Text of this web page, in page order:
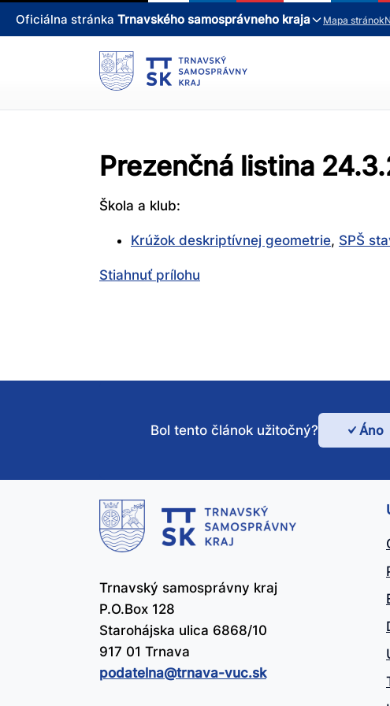
Oficiálna stránka Trnavského samosprávneho kraja Mapa stránok
Prezenčná listina
Škola a klub:
Krúžok deskriptívnej geometrie, SPŠ
Stiahnuť prílohu
Bol
tento
Bol tento článok užitočný? Áno
Trnavský samosprávny kraj
P.O.Box 128
Starohájska ulica 6868/10
917 01 Trnava
podatelna@​trnava-vuc.sk